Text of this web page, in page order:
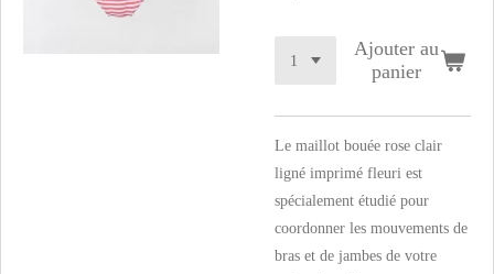
Ajouter au
panier
Le maillot bouée rose clair
ligné imprimé fleuri est
spécialement étudié pour
coordonner les mouvements de
bras et de jambes de votre